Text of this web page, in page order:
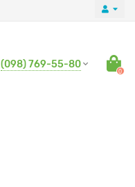
(098) 769-55-80
0